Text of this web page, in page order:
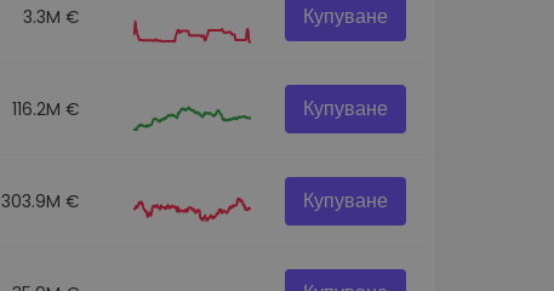
3.3M € Купуване
116.2M € Купуване
303.9M € Купуване